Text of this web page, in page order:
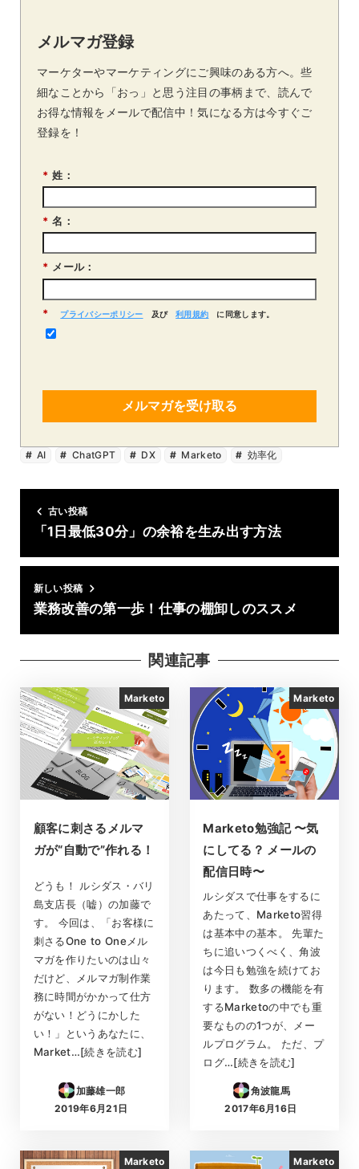
メルマガ登録
マーケターやマーケティングにご興味のある方へ。些
細なことから「おっ」と思う注目の事柄まで、読んで
お得な情報をメールで配信中！気になる方は今すぐご
登録を！
* 姓：
* 名：
* メール：
* プライバシーポリシー 及び 利用規約 に同意します。
メルマガを受け取る
AI ChatGPT DX Marketo 効率化
古い投稿
「1日最低30分」の余裕を生み出す方法
新しい投稿
業務改善の第一歩！仕事の棚卸しのススメ
関連記事
Marketo
顧客に刺さるメルマ
ガが“自動で”作れる！
どうも！ ルシダス・バリ
島支店長（嘘）の加藤で
す。 今回は、「お客様に
刺さるOne to Oneメル
マガを作りたいのは山々
だけど、メルマガ制作業
務に時間がかかって仕方
がない！どうにかした
い！」というあなたに、
Market…[続きを読む]
加藤雄一郎
投稿日
2019年6月21日
Marketo
Marketo勉強記 〜気
にしてる？ メールの
配信日時〜
ルシダスで仕事をするに
あたって、Marketo習得
は基本中の基本。 先輩た
ちに追いつくべく、角波
は今日も勉強を続けてお
ります。 数多の機能を有
するMarketoの中でも重
要なものの1つが、メー
ルプログラム。 ただ、プ
ログ…[続きを読む]
角波龍馬
投稿日
2017年6月16日
Marketo Marketo